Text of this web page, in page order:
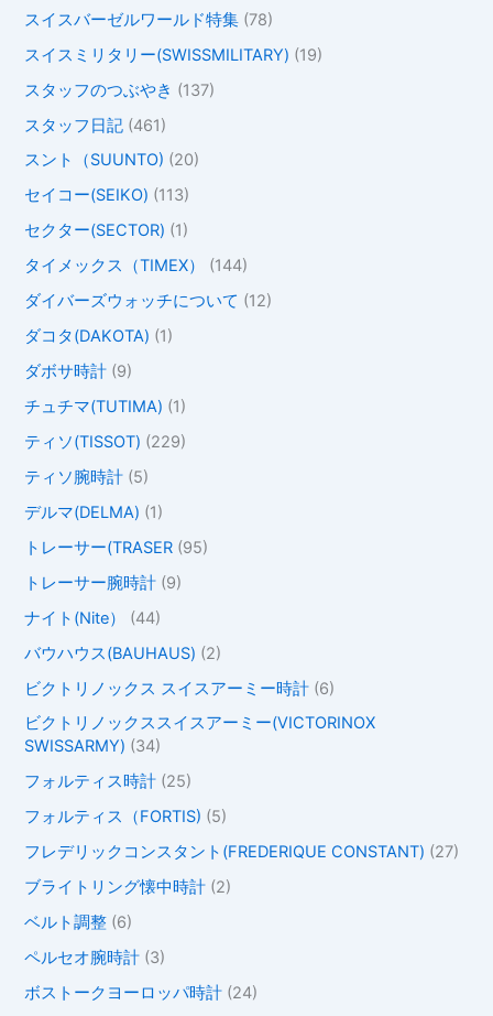
スイスバーゼルワールド特集 (78)
スイスミリタリー(SWISSMILITARY) (19)
スタッフのつぶやき (137)
スタッフ日記 (461)
スント（SUUNTO) (20)
セイコー(SEIKO) (113)
セクター(SECTOR) (1)
タイメックス（TIMEX）
(144)
ダイバーズウォッチについて (12)
ダコタ(DAKOTA) (1)
ダボサ時計 (9)
チュチマ(TUTIMA) (1)
ティソ(TISSOT) (229)
ティソ腕時計 (5)
デルマ(DELMA) (1)
トレーサー(TRASER (95)
トレーサー腕時計 (9)
ナイト(Nite）
(44)
バウハウス(BAUHAUS) (2)
ビクトリノックス スイスアーミー時計 (6)
ビクトリノックススイスアーミー(VICTORINOX
SWISSARMY) (34)
フォルティス時計 (25)
フォルティス（FORTIS) (5)
フレデリックコンスタント(FREDERIQUE CONSTANT) (27)
ブライトリング懐中時計 (2)
ベルト調整 (6)
ペルセオ腕時計 (3)
ボストークヨーロッパ時計 (24)